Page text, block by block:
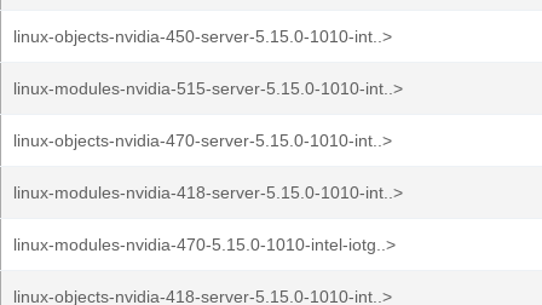
linux-objects-nvidia-450-server-5.15.0-1010-int..>
linux-modules-nvidia-515-server-5.15.0-1010-int..>
linux-objects-nvidia-470-server-5.15.0-1010-int..>
linux-modules-nvidia-418-server-5.15.0-1010-int..>
linux-modules-nvidia-470-5.15.0-1010-intel-iotg..>
linux-objects-nvidia-418-server-5.15.0-1010-int..>